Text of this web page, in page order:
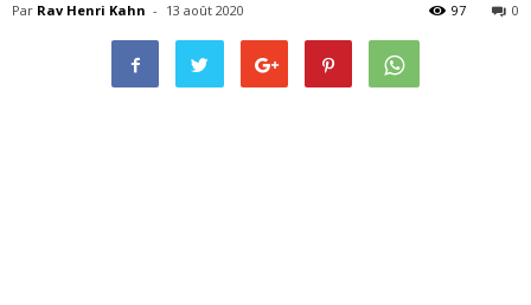
Par Rav Henri Kahn - 13 août 2020 0
97